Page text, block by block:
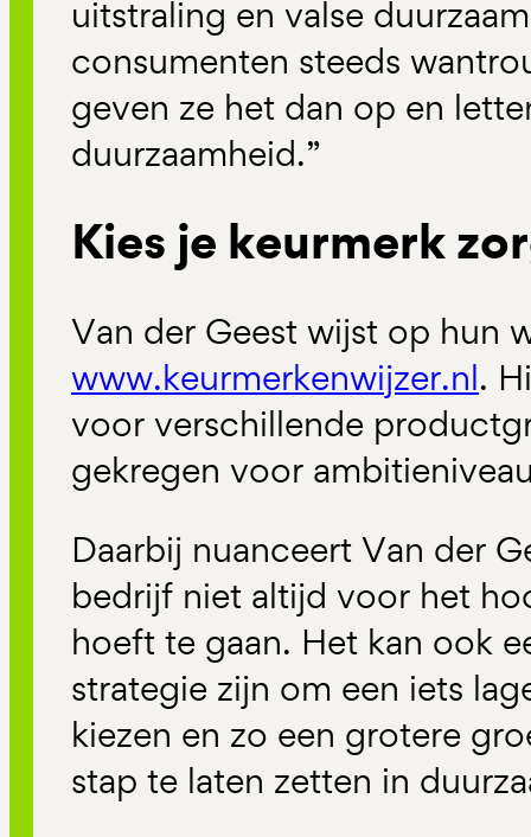
uitstraling en valse
consumenten steeds
geven ze het dan op en
duurzaamheid.”
Kies je keurmerk
Van der Geest wijst op hun
www.keurmerkenwijzer.nl.
voor verschillende
gekregen voor
Daarbij nuanceert Van der
bedrijf niet altijd voor het
hoeft te gaan. Het kan ook
strategie zijn om een iets
kiezen en zo een grotere
stap te laten zetten in